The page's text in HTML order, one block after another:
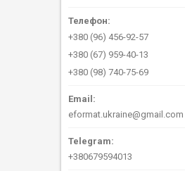
+380 (96) 456-92-57
+380 (67) 959-40-13
+380 (98) 740-75-69
eformat.ukraine@gmail.com
+380679594013